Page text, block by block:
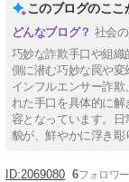
このブログのここ
社会
巧妙な詐欺手口や組
側に潜む巧妙な罠や
インフルエンサー詐
れた手口を具体的に
容となっています。
貌が、鮮やかに浮き彫
2069080 6